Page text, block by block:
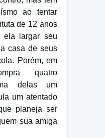
ao tentar
de 12 anos
ela largar seu
casa de seus
Porém, em
quatro
delas um
um atentado
planeja ser
sua amiga